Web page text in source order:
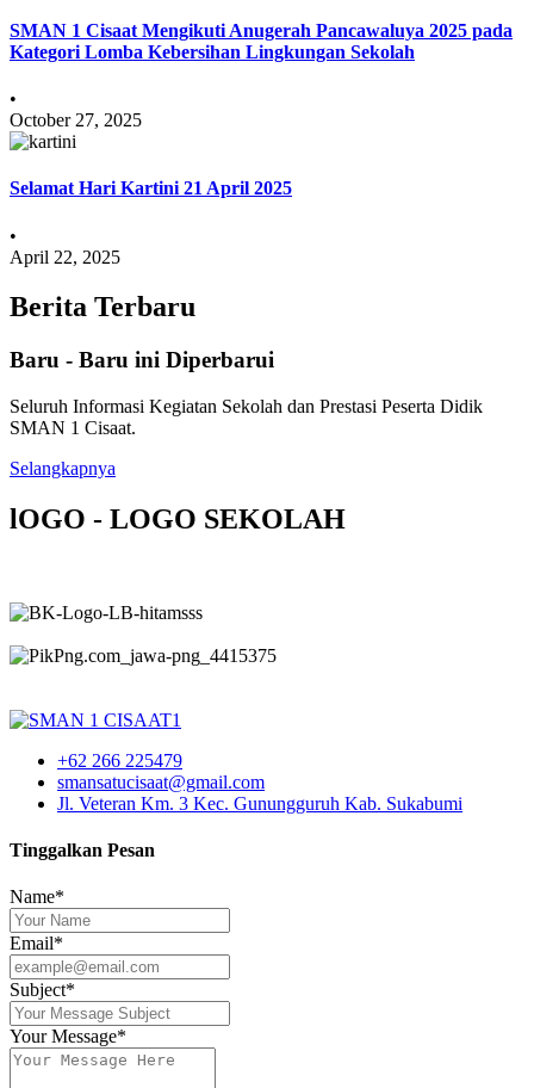
SMAN 1 Cisaat Mengikuti Anugerah Pancawaluya 2025 pada
Kategori Lomba Kebersihan Lingkungan Sekolah
•
October 27, 2025
Selamat Hari Kartini 21 April 2025
•
April 22, 2025
Berita Terbaru
Baru - Baru ini Diperbarui
Seluruh Informasi Kegiatan Sekolah dan Prestasi Peserta Didik
SMAN 1 Cisaat.
Selangkapnya
lOGO - LOGO SEKOLAH
+62 266 225479
smansatucisaat@gmail.com
Jl. Veteran Km. 3 Kec. Gunungguruh Kab. Sukabumi
Tinggalkan Pesan
Name*
Email*
Subject*
Your Message*